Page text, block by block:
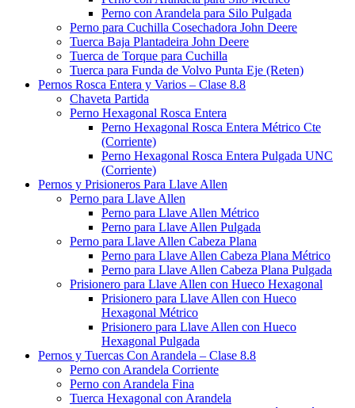
Perno con Arandela para Silo Pulgada
Perno para Cuchilla Cosechadora John Deere
Tuerca Baja Plantadeira John Deere
Tuerca de Torque para Cuchilla
Tuerca para Funda de Volvo Punta Eje (Reten)
Pernos Rosca Entera y Varios – Clase 8.8
Chaveta Partida
Perno Hexagonal Rosca Entera
Perno Hexagonal Rosca Entera Métrico Cte
(Corriente)
Perno Hexagonal Rosca Entera Pulgada UNC
(Corriente)
Pernos y Prisioneros Para Llave Allen
Perno para Llave Allen
Perno para Llave Allen Métrico
Perno para Llave Allen Pulgada
Perno para Llave Allen Cabeza Plana
Perno para Llave Allen Cabeza Plana Métrico
Perno para Llave Allen Cabeza Plana Pulgada
Prisionero para Llave Allen con Hueco Hexagonal
Prisionero para Llave Allen con Hueco
Hexagonal Métrico
Prisionero para Llave Allen con Hueco
Hexagonal Pulgada
Pernos y Tuercas Con Arandela – Clase 8.8
Perno con Arandela Corriente
Perno con Arandela Fina
Tuerca Hexagonal con Arandela